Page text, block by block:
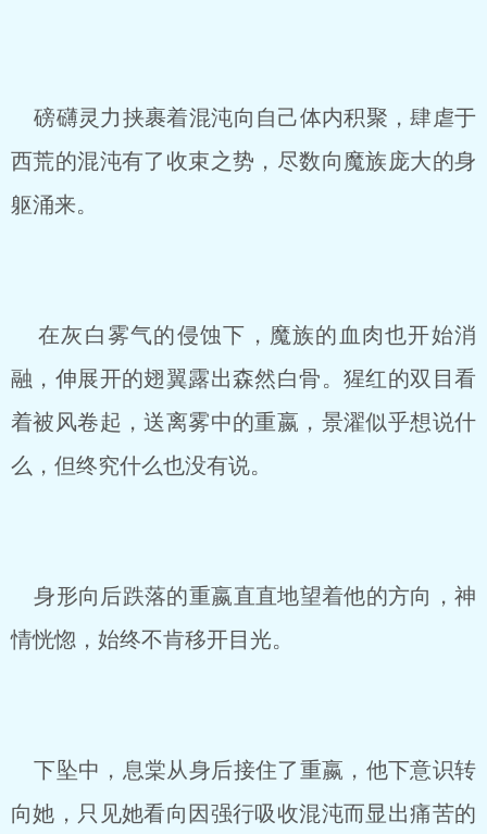
磅礴灵力挟裹着混沌向自己体内积聚，肆虐于
西荒的混沌有了收束之势，尽数向魔族庞大的身
躯涌来。
在灰白雾气的侵蚀下，魔族的血肉也开始消
融，伸展开的翅翼露出森然白骨。猩红的双目看
着被风卷起，送离雾中的重嬴，景濯似乎想说什
么，但终究什么也没有说。
身形向后跌落的重嬴直直地望着他的方向，神
情恍惚，始终不肯移开目光。
下坠中，息棠从身后接住了重嬴，他下意识转
向她，只见她看向因强行吸收混沌而显出痛苦的